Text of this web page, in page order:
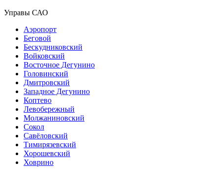
Управы САО
Аэропорт
Беговой
Бескудниковский
Войковский
Восточное Дегунино
Головинский
Дмитровский
Западное Дегунино
Коптево
Левобережный
Молжаниновский
Сокол
Савёловский
Тимирязевский
Хорошевский
Ховрино